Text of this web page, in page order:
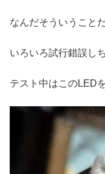
なんだそういうこと
いろいろ試行錯誤し
テスト中はこのLED